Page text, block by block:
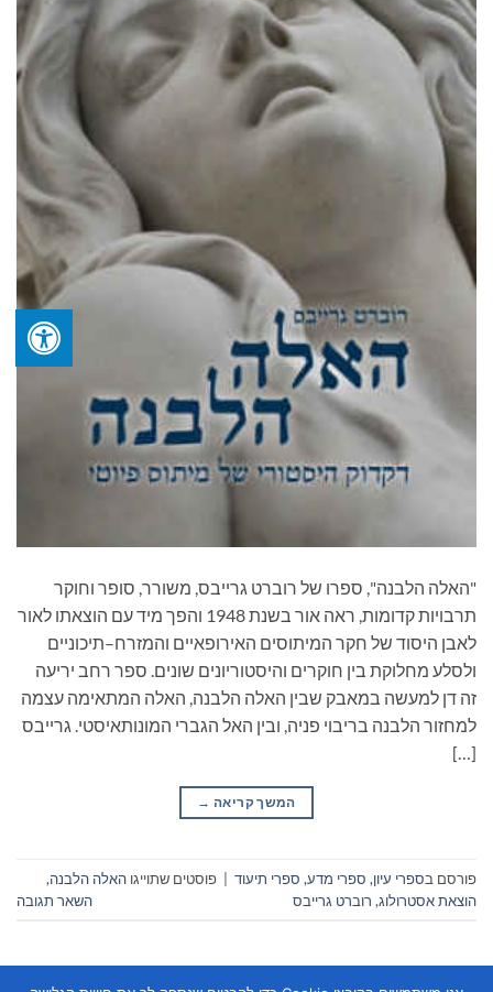
"האלה הלבנה", ספרו של רוברט גרייבס, משורר, סופר וחוקר
תרבויות קדומות, ראה אור בשנת 1948 והפך מיד עם הוצאתו לאור
לאבן היסוד של חקר המיתוסים האירופאיים והמזרח–תיכוניים
ולסלע מחלוקת בין חוקרים והיסטוריונים שונים. ספר רחב יריעה
זה דן למעשה במאבק שבין האלה הלבנה, האלה המתאימה עצמה
למחזור הלבנה בריבוי פניה, ובין האל הגברי המונותאיסטי. גרייבס
[…]
המשך קריאה →
פורסם בספרי עיון, ספרי מדע, ספרי תיעוד | פוסטים שתוייגו האלה הלבנה,
הוצאת אסטרולוג, רוברט גרייבס השאר תגובה